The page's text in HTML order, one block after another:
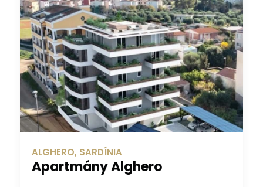
ALGHERO, SARDÍNIA
Apartmány Alghero